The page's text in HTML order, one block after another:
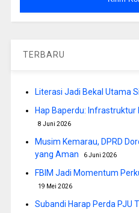
TERBARU
Literasi Jadi Bekal Utama
Hap Baperdu:
8 Juni 2026
Musim Kemarau, DPRD
yang Aman
6 Juni 2026
FBIM Jadi Momentum
19 Mei 2026
Subandi Harap Perda PJU